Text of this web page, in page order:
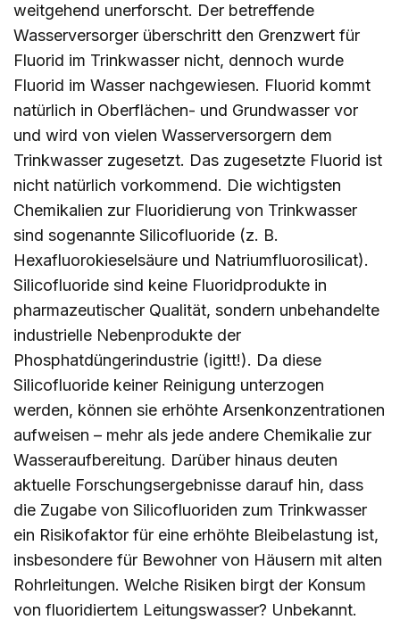
weitgehend unerforscht. Der betreffende
Wasserversorger überschritt den Grenzwert für
Fluorid im Trinkwasser nicht, dennoch wurde
Fluorid im Wasser nachgewiesen. Fluorid kommt
natürlich in Oberflächen- und Grundwasser vor
und wird von vielen Wasserversorgern dem
Trinkwasser zugesetzt. Das zugesetzte Fluorid ist
nicht natürlich vorkommend. Die wichtigsten
Chemikalien zur Fluoridierung von Trinkwasser
sind sogenannte Silicofluoride (z. B.
Hexafluorokieselsäure und Natriumfluorosilicat).
Silicofluoride sind keine Fluoridprodukte in
pharmazeutischer Qualität, sondern unbehandelte
industrielle Nebenprodukte der
Phosphatdüngerindustrie (igitt!). Da diese
Silicofluoride keiner Reinigung unterzogen
werden, können sie erhöhte Arsenkonzentrationen
aufweisen – mehr als jede andere Chemikalie zur
Wasseraufbereitung. Darüber hinaus deuten
aktuelle Forschungsergebnisse darauf hin, dass
die Zugabe von Silicofluoriden zum Trinkwasser
ein Risikofaktor für eine erhöhte Bleibelastung ist,
insbesondere für Bewohner von Häusern mit alten
Rohrleitungen. Welche Risiken birgt der Konsum
von fluoridiertem Leitungswasser? Unbekannt.